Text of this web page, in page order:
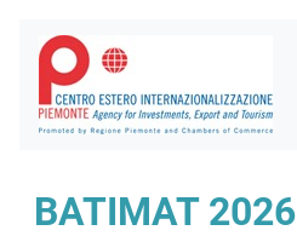
BATIMAT 2026